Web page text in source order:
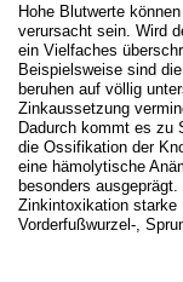
Hohe Blutwerte
verursacht sein. Wird
ein Vielfaches
Beispielsweise sind
beruhen auf völlig
Zinkaussetzung
Dadurch kommt es zu
die Ossifikation der
eine hämolytische
besonders
Zinkintoxikation starke
Vorderfußwurzel-,